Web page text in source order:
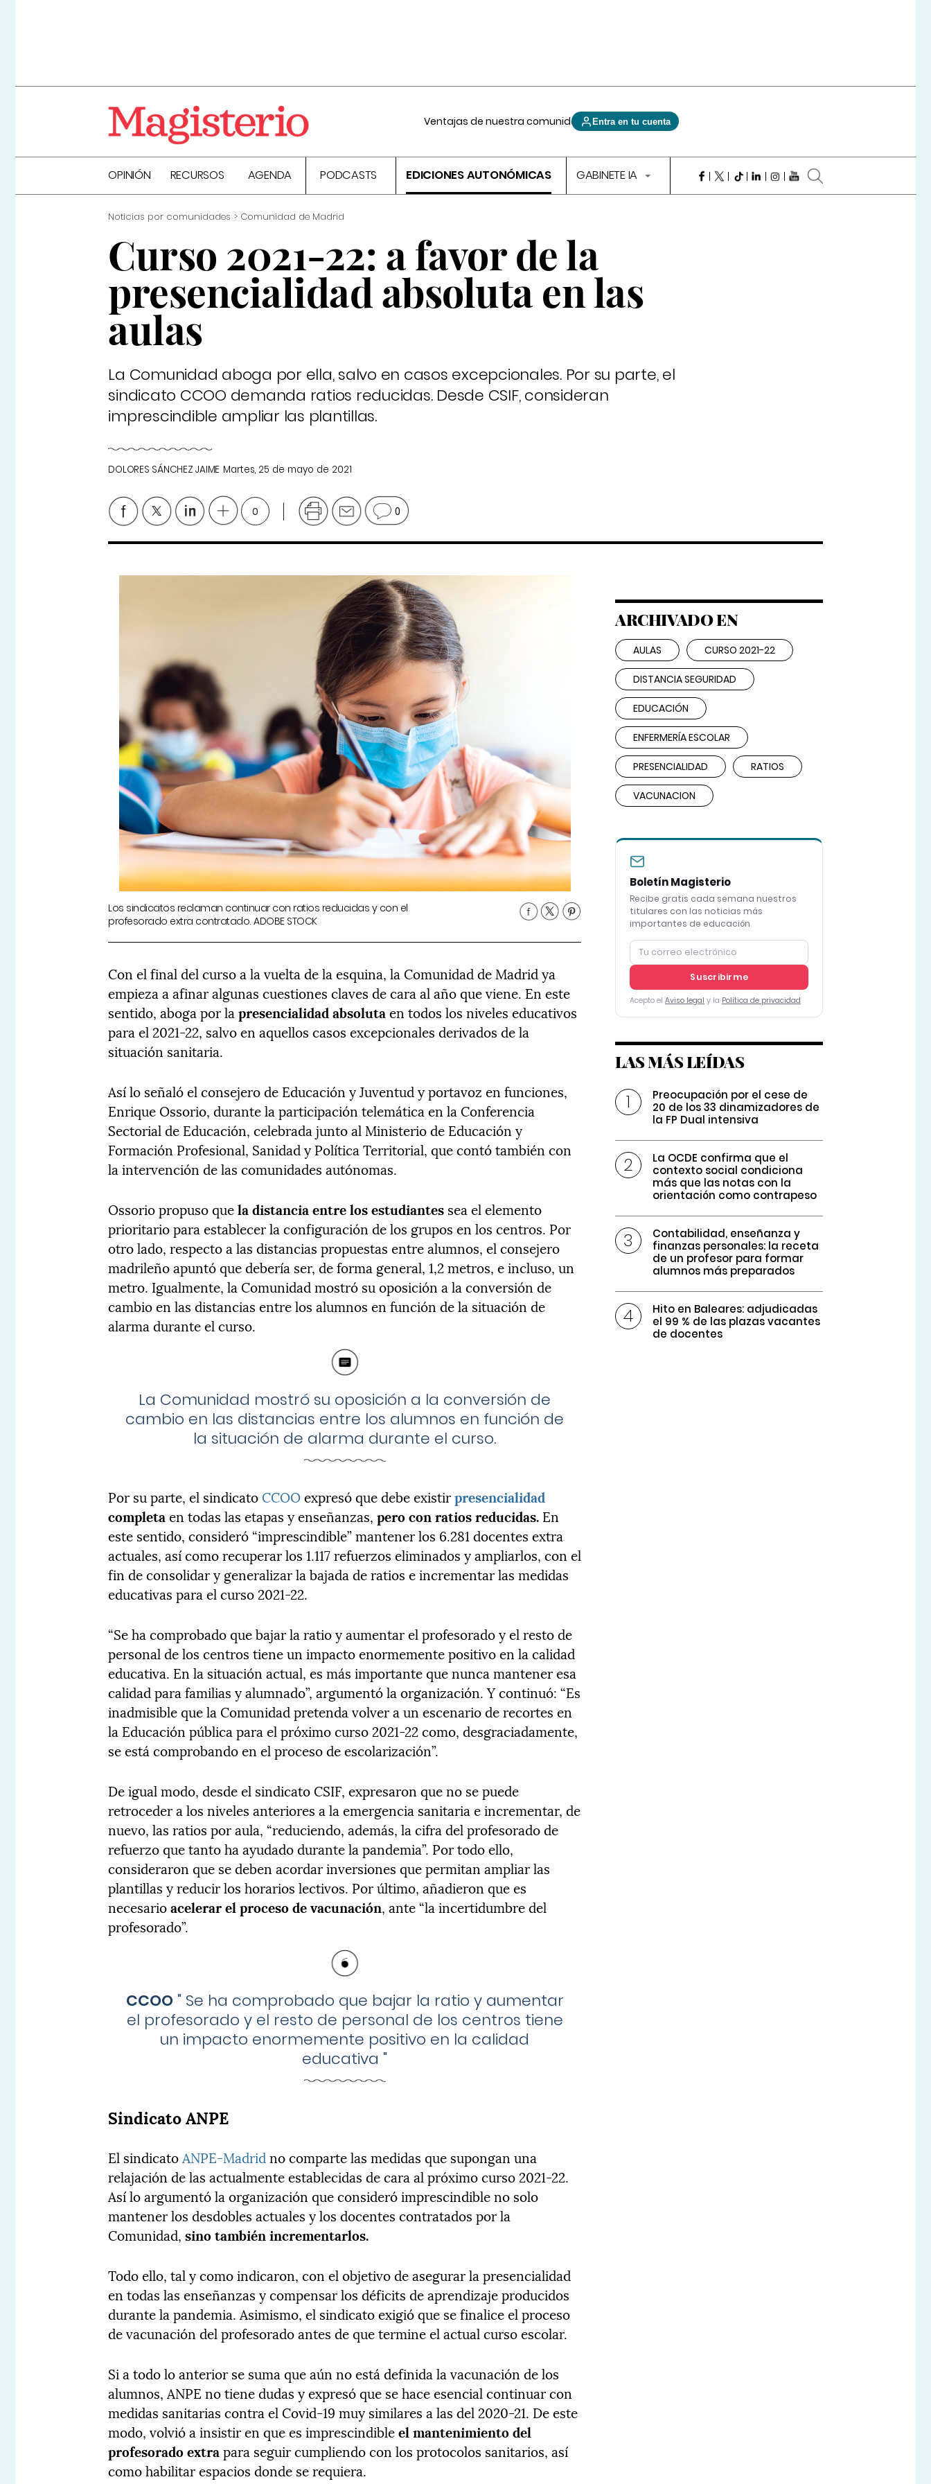
Ventajas de nuestra comunidad Entra en tu cuenta
OPINIÓN RECURSOS AGENDA PODCASTS EDICIONES AUTONÓMICAS GABINETE IA
Noticias por comunidades Comunidad de Madrid
Curso 2021-22: a favor de la
presencialidad absoluta en las
aulas
La Comunidad aboga por ella, salvo en casos excepcionales. Por su parte, el
sindicato CCOO demanda ratios reducidas. Desde CSIF, consideran
imprescindible ampliar las plantillas.
DOLORES SÁNCHEZ JAIME Martes, 25 de mayo de 2021
0 0
Los sindicatos reclaman continuar con ratios reducidas y con el
profesorado extra contratado. ADOBE STOCK
Con el final del curso a la vuelta de la esquina, la Comunidad de Madrid ya
empieza a afinar algunas cuestiones claves de cara al año que viene. En este
sentido, aboga por lapresencialidad absolutaen todos los niveles educativos
para el 2021-22, salvo en aquellos casos excepcionales derivados de la
situación sanitaria.
Así lo señaló el consejero de Educación y Juventud y portavoz en funciones,
Enrique Ossorio, durante la participación telemática en la Conferencia
Sectorial de Educación, celebrada junto al Ministerio de Educación y
Formación Profesional, Sanidad y Política Territorial, que contó también con
la intervención de las comunidades autónomas.
Ossorio propuso quela distancia entre los estudiantes sea el elemento
prioritario para establecer la configuración de los grupos en los centros. Por
otro lado, respecto a las distancias propuestas entre alumnos, el consejero
madrileño apuntó que debería ser, de forma general, 1,2 metros, e incluso, un
metro. Igualmente, la Comunidad mostró su oposición a la conversión de
cambio en las distancias entre los alumnos en función de la situación de
alarma durante el curso.
La Comunidad mostró su oposición a la conversión de
cambio en las distancias entre los alumnos en función de
la situación de alarma durante el curso.
Por su parte, el sindicato CCOOexpresó que debe existirpresencialidad
completaen todas las etapas y enseñanzas,pero con ratios reducidas. En
este sentido, consideró “imprescindible” mantener los 6.281 docentes extra
actuales, así como recuperar los 1.117 refuerzos eliminados y ampliarlos, con el
fin de consolidar y generalizar la bajada de ratios e incrementar las medidas
educativas para el curso 2021-22.
“Se ha comprobado que bajar la ratio y aumentar el profesorado y el resto de
personal de los centros tiene un impacto enormemente positivo en la calidad
educativa. En la situación actual, es más importante que nunca mantener esa
calidad para familias y alumnado”, argumentó la organización. Y continuó: “Es
inadmisible que la Comunidad pretenda volver a un escenario de recortes en
la Educación pública para el próximo curso 2021-22 como, desgraciadamente,
se está comprobando en el proceso de escolarización”.
De igual modo, desde el sindicato CSIF, expresaron que no se puede
retroceder a los niveles anteriores a la emergencia sanitaria e incrementar, de
nuevo, las ratios por aula, “reduciendo, además, la cifra del profesorado de
refuerzo que tanto ha ayudado durante la pandemia”. Por todo ello,
consideraron que se deben acordar inversiones que permitan ampliar las
plantillas y reducir los horarios lectivos. Por último, añadieron que es
necesarioacelerar el proceso de vacunación, ante “la incertidumbre del
profesorado”.
CCOO" Se ha comprobado que bajar la ratio y aumentar
el profesorado y el resto de personal de los centros tiene
un impacto enormemente positivo en la calidad
educativa "
Sindicato ANPE
El sindicatoANPE-Madridno comparte las medidas que supongan una
relajación de las actualmente establecidas de cara al próximo curso 2021-22.
Así lo argumentó la organización que consideró imprescindible no solo
mantener los desdobles actuales y los docentes contratados por la
Comunidad,sino también incrementarlos.
Todo ello, tal y como indicaron, con el objetivo de asegurar la presencialidad
en todas las enseñanzas y compensar los déficits de aprendizaje producidos
durante la pandemia. Asimismo, el sindicato exigió que se finalice el proceso
de vacunación del profesorado antes de que termine el actual curso escolar.
Si a todo lo anterior se suma que aún no está definida la vacunación de los
alumnos, ANPE no tiene dudas y expresó que se hace esencial continuar con
medidas sanitarias contra el Covid-19 muy similares a las del 2020-21. De este
modo, volvió a insistir en que es imprescindibleel mantenimiento del
profesorado extrapara seguir cumpliendo con los protocolos sanitarios, así
como habilitar espacios donde se requiera.
ARCHIVADO EN
AULAS CURSO 2021-22
DISTANCIA SEGURIDAD
EDUCACIÓN
ENFERMERÍA ESCOLAR
PRESENCIALIDAD RATIOS
VACUNACION
Boletín Magisterio
Recibe gratis cada semana nuestros
titulares con las noticias más
importantes de educación
Suscribirme
Acepto el Aviso legal y la Política de privacidad
LAS MÁS LEÍDAS
Preocupación por el cese de
20 de los 33 dinamizadores de
la FP Dual intensiva
La OCDE confirma que el
contexto social condiciona
más que las notas con la
orientación como contrapeso
Contabilidad, enseñanza y
finanzas personales: la receta
de un profesor para formar
alumnos más preparados
Hito en Baleares: adjudicadas
el 99 % de las plazas vacantes
de docentes